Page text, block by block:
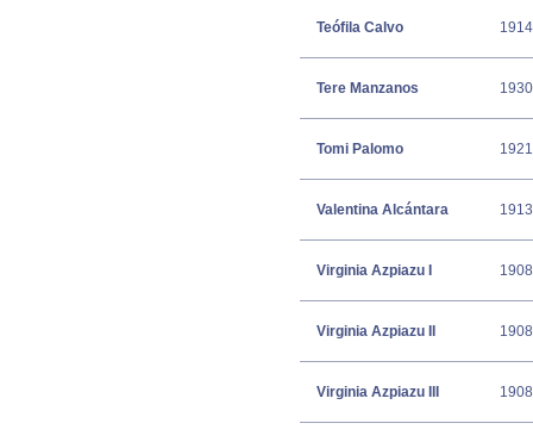
Teófila Calvo
Tere Manzanos
Tomi Palomo
Valentina Alcántara
Virginia Azpiazu I
Virginia Azpiazu II
Virginia Azpiazu III